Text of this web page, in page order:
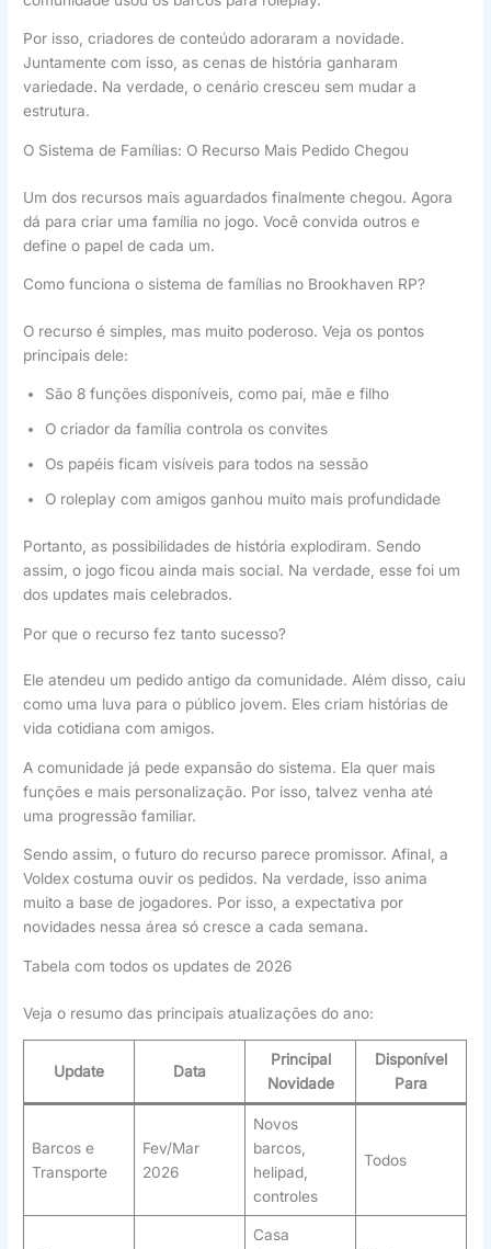
Por isso, criadores de conteúdo adoraram a novidade.
Juntamente com isso, as cenas de história ganharam
variedade. Na verdade, o cenário cresceu sem mudar a
estrutura.
O Sistema de Famílias: O Recurso Mais Pedido Chegou
Um dos recursos mais aguardados finalmente chegou. Agora
dá para criar uma família no jogo. Você convida outros e
define o papel de cada um.
Como funciona o sistema de famílias no Brookhaven RP?
O recurso é simples, mas muito poderoso. Veja os pontos
principais dele:
São 8 funções disponíveis, como pai, mãe e filho
O criador da família controla os convites
Os papéis ficam visíveis para todos na sessão
O roleplay com amigos ganhou muito mais profundidade
Portanto, as possibilidades de história explodiram. Sendo
assim, o jogo ficou ainda mais social. Na verdade, esse foi um
dos updates mais celebrados.
Por que o recurso fez tanto sucesso?
Ele atendeu um pedido antigo da comunidade. Além disso, caiu
como uma luva para o público jovem. Eles criam histórias de
vida cotidiana com amigos.
A comunidade já pede expansão do sistema. Ela quer mais
funções e mais personalização. Por isso, talvez venha até
uma progressão familiar.
Sendo assim, o futuro do recurso parece promissor. Afinal, a
Voldex costuma ouvir os pedidos. Na verdade, isso anima
muito a base de jogadores. Por isso, a expectativa por
novidades nessa área só cresce a cada semana.
Tabela com todos os updates de 2026
Veja o resumo das principais atualizações do ano:
Update Data
Principal
Novidade
Disponível
Para
Barcos e
Transporte
Fev/Mar
2026
Novos
barcos,
helipad,
controles
Todos
Casa